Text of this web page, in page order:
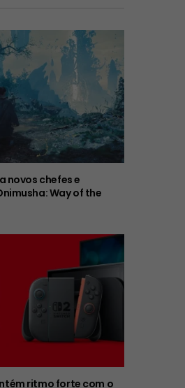
novos chefes e
Way of the
ritmo forte com o